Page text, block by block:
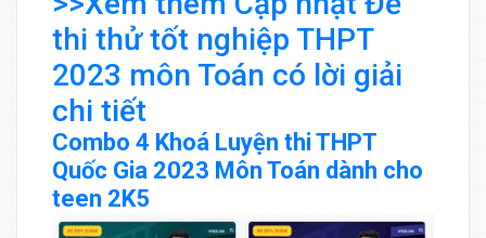
thi thử tốt nghiệp THPT
2023 môn Toán có lời giải
chi tiết
Combo 4 Khoá Luyện thi THPT
Quốc Gia 2023 Môn Toán dành cho
teen 2K5